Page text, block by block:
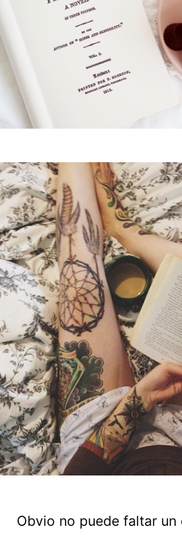
Obvio no puede faltar